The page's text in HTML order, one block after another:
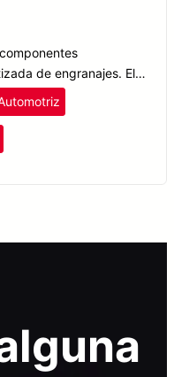
de engranajes. El
una selección